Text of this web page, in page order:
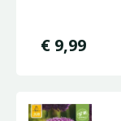
€ 9,99